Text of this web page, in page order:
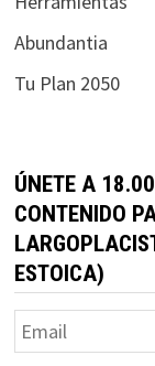
Abundantia
Tu Plan 2050
ÚNETE A
CONTENIDO
ESTOICA)
mejor posible
durante tu
visita. Si
algunas
funcionalidades
desaparecerán
de la web.
Marketing
Al compartir tus